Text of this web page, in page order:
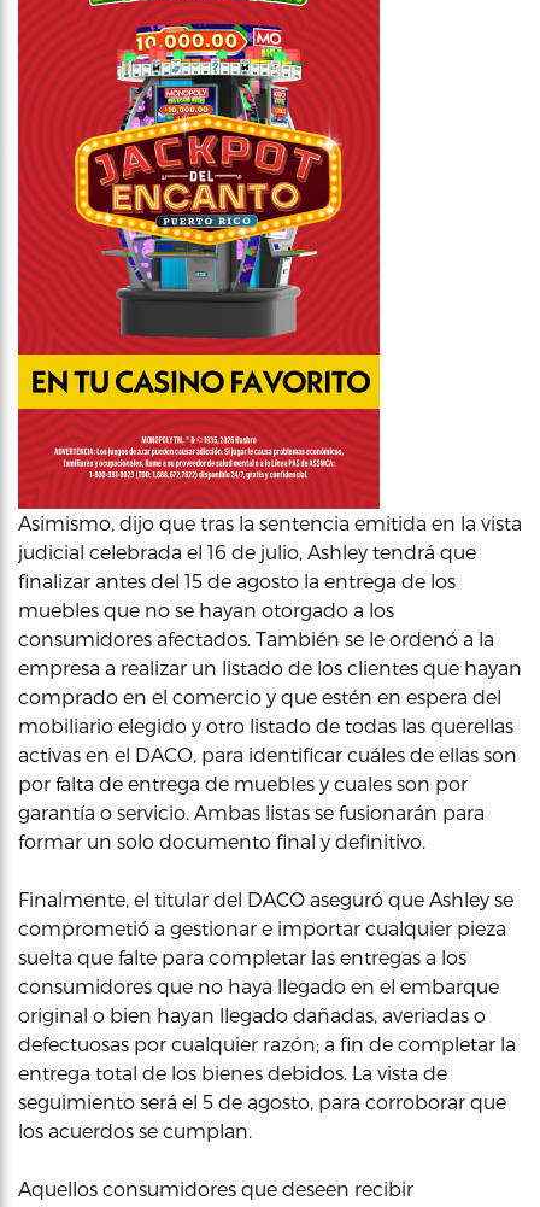
Asimismo, dijo que tras la sentencia emitida en la vista
judicial celebrada el 16 de julio, Ashley tendrá que
finalizar antes del 15 de agosto la entrega de los
muebles que no se hayan otorgado a los
consumidores afectados. También se le ordenó a la
empresa a realizar un listado de los clientes que hayan
comprado en el comercio y que estén en espera del
mobiliario elegido y otro listado de todas las querellas
activas en el DACO, para identificar cuáles de ellas son
por falta de entrega de muebles y cuales son por
garantía o servicio. Ambas listas se fusionarán para
formar un solo documento final y definitivo.
Finalmente, el titular del DACO aseguró que Ashley se
comprometió a gestionar e importar cualquier pieza
suelta que falte para completar las entregas a los
consumidores que no haya llegado en el embarque
original o bien hayan llegado dañadas, averiadas o
defectuosas por cualquier razón; a fin de completar la
entrega total de los bienes debidos. La vista de
seguimiento será el 5 de agosto, para corroborar que
los acuerdos se cumplan.
Aquellos consumidores que deseen recibir